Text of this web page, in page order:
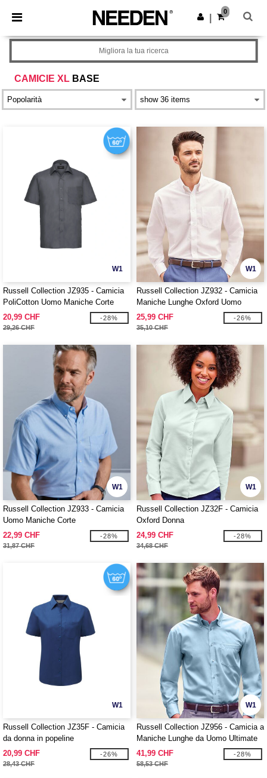
× App Needen
Prezzi migliori sull'app!
Scarica app
0
CAMICIE XL BASE
Migliora la tua ricerca
W1
Russell Collection JZ935 - Camicia
PoliCotton Uomo Maniche Corte
20,99 CHF
29,26 CHF
-28%
W1
Russell Collection JZ932 - Camicia
Maniche Lunghe Oxford Uomo
25,99 CHF
35,10 CHF
-26%
W1
Russell Collection JZ933 - Camicia
Uomo Maniche Corte
22,99 CHF
31,87 CHF
-28%
W1
Russell Collection JZ32F - Camicia
Oxford Donna
24,99 CHF
34,68 CHF
-28%
W1
Russell Collection JZ35F - Camicia
da donna in popeline
20,99 CHF
28,43 CHF
-26%
W1
Russell Collection JZ956 - Camicia a
Maniche Lunghe da Uomo Ultimate
Non-Iron
41,99 CHF
58,53 CHF
-28%